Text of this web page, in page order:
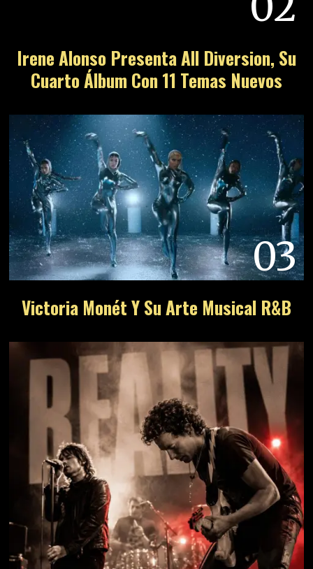
Irene Alonso Presenta All Diversion, Su
Cuarto Álbum Con 11 Temas Nuevos
03
Victoria Monét Y Su Arte Musical R&B